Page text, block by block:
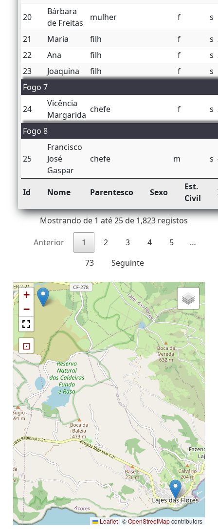
Id Nome Parentesco Sexo
Est.
Civil
20
Bárbara
de Freitas
mulher f s
21 Maria filh f s
22
Ana filh f s
23
Joaquina filh f s
Fogo 7
24
Vicência
Margarida
chefe f s
Fogo 8
25
Francisco
José
Gaspar
chefe m s
Mostrando de 1 até 25 de 1,823 registos
Anterior 1 2 3 4 5
…
73
Seguinte
+
−
⊡
Leaflet | ©OpenStreetMapcontributors